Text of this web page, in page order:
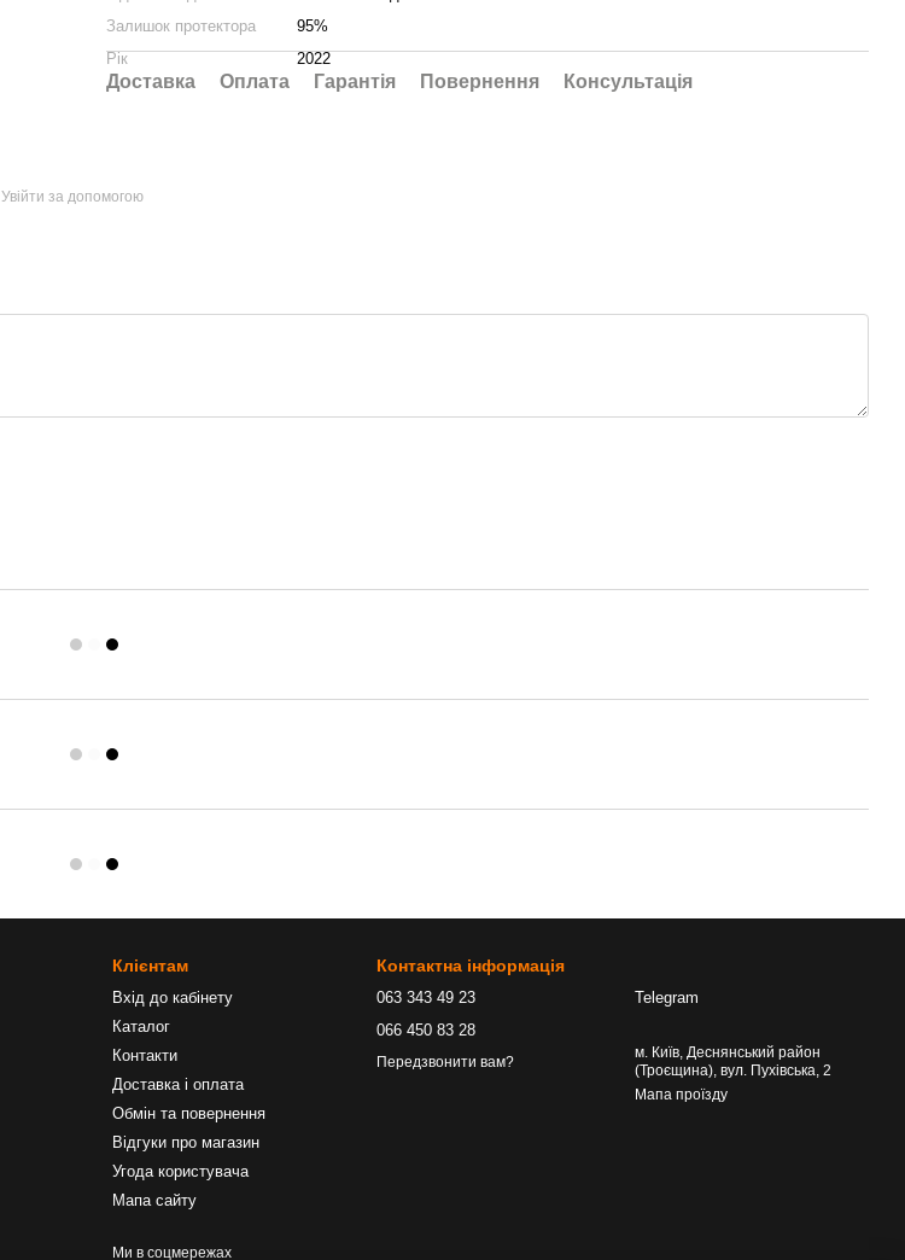
Залишок протектора
95%
Рік
2022
Доставка Оплата Гарантія Повернення Консультація
Увійти за допомогою
Клієнтам
Вхід до кабінету
Каталог
Контакти
Доставка і оплата
Обмін та повернення
Відгуки про магазин
Угода користувача
Мапа сайту
Ми в соцмережах
Контактна інформація
063 343 49 23
066 450 83 28
Передзвонити вам?
Telegram
м. Київ, Деснянський район
(Троєщина), вул. Пухівська, 2
Мапа проїзду